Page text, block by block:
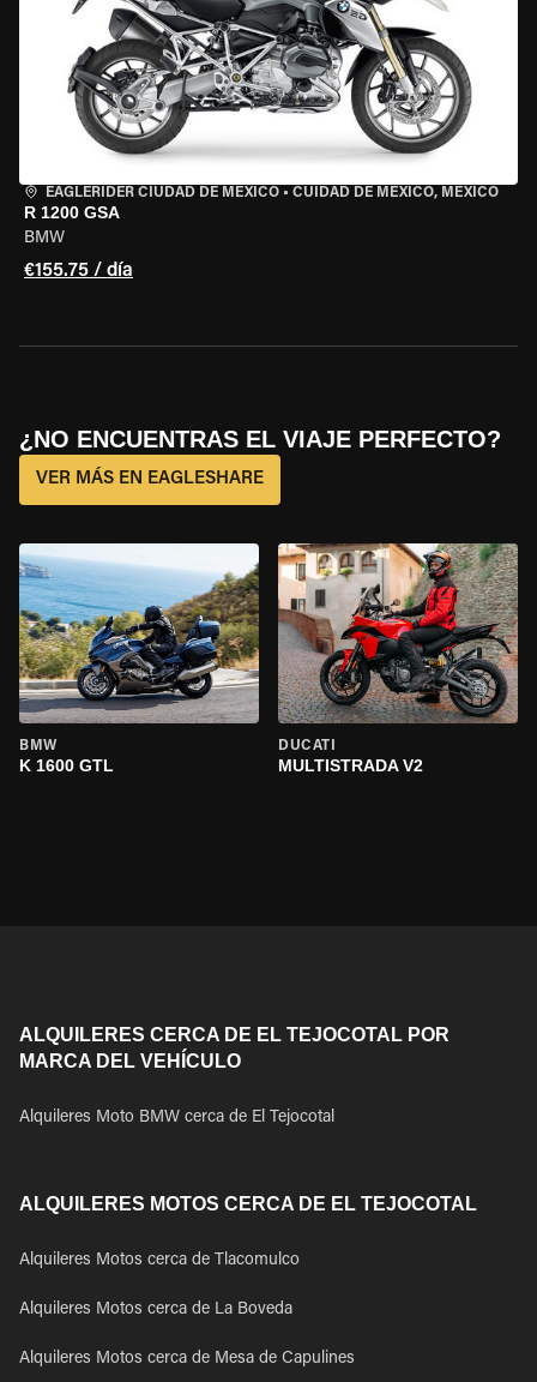
EAGLERIDER CIUDAD DE MÉXICO • CUIDAD DE MEXICO, MEXICO
R 1200 GSA
BMW
€155.75 / día
¿NO ENCUENTRAS EL VIAJE PERFECTO?
VER MÁS EN EAGLESHARE
BMW
K 1600 GTL
DUCATI
MULTISTRADA V2
ALQUILERES CERCA DE EL TEJOCOTAL POR
MARCA DEL VEHÍCULO
Alquileres Moto BMW cerca de El Tejocotal
ALQUILERES MOTOS CERCA DE EL TEJOCOTAL
Alquileres Motos cerca de Tlacomulco
Alquileres Motos cerca de La Boveda
Alquileres Motos cerca de Mesa de Capulines